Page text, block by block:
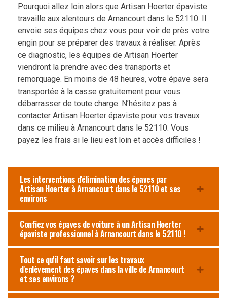
Pourquoi allez loin alors que Artisan Hoerter épaviste
travaille aux alentours de Arnancourt dans le 52110. Il
envoie ses équipes chez vous pour voir de près votre
engin pour se préparer des travaux à réaliser. Après
ce diagnostic, les équipes de Artisan Hoerter
viendront la prendre avec des transports et
remorquage. En moins de 48 heures, votre épave sera
transportée à la casse gratuitement pour vous
débarrasser de toute charge. N’hésitez pas à
contacter Artisan Hoerter épaviste pour vos travaux
dans ce milieu à Arnancourt dans le 52110. Vous
payez les frais si le lieu est loin et accès difficiles !
Les interventions d'élimination des épaves par
Artisan Hoerter à Arnancourt dans le 52110 et ses
environs
Confiez vos épaves de voiture à un Artisan Hoerter
épaviste professionnel à Arnancourt dans le 52110 !
Tout ce qu'il faut savoir sur les travaux
d'enlèvement des épaves dans la ville de Arnancourt
et ses environs ?